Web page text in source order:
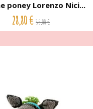
poney Lorenzo Nici...
28,80 € 36,00 €